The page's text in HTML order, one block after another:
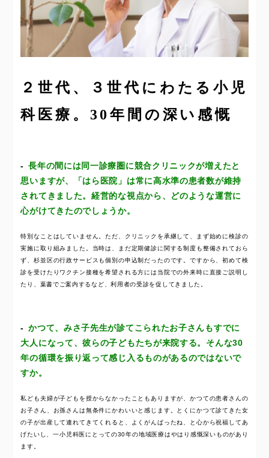
２世代、３世代にわたる小児
科医療。30年間の深い感慨
長年の間には同一診療圏に競合クリニックが増えたと
思いますが、「はら医院」は常に高水準の患者数が維持
されてきました。経営的な視点から、どのような運営に
心がけてきたのでしょうか。
特別なことはしていません。ただ、クリニックを承継して、まず始めに検診の
実施に取り組みました。当時は、まだ定期健診に関する制度も整備されておら
ず、杉並区の行政サービスも個別の申込制だったのです。ですから、初めて検
診を受けたりワクチン接種を希望される方には当院での外来時に直接ご説明し
たり、葉書でご案内するなど、利用者の受診を促してきました。
かつて、みさ子先生が診てこられたお子さんもすでに
大人になって、彼らの子どもたちが来院する。そんな30
年の循環を振り返って感じ入るものがあるのではないで
すか。
私ども夫婦が子どもを授からなかったこともありますが、かつての患者さんの
お子さん、お孫さんは無条件にかわいいと感じます。とくにかつて診てきた女
の子が出産して連れてきてくれると、よくがんばったね、と心から祝福してあ
げたいし、一小児科医にとっての30年の地域医療はやはり感慨深いものがあり
ます。